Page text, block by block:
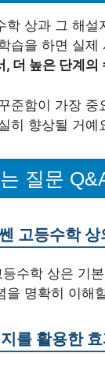
학 상과 그 해
습을 하면 실
, 더 높은 단계
준함이 가장
히 향상될 거예
질문
고등수학
등수학 상은 기
을 명확히 이해
를 활용한